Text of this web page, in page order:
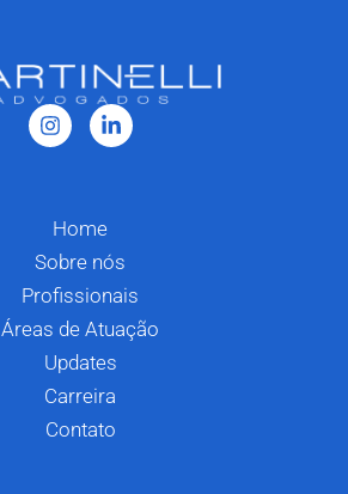
Home
Sobre nós
Profissionais
Áreas de Atuação
Updates
Carreira
Contato